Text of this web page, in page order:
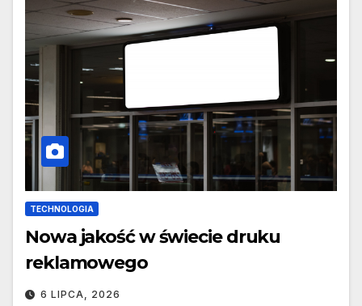
TECHNOLOGIA
Nowa jakość w świecie druku
reklamowego
6 LIPCA, 2026